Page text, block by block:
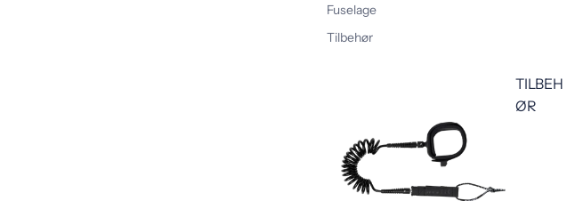
Fuselage
Tilbehør
TILBEH
ØR